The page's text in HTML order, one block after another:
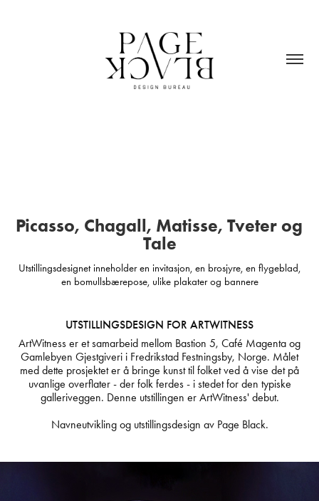
Picasso, Chagall, Matisse, Tveter og
Tale
Utstillingsdesignet inneholder en invitasjon, en brosjyre, en flygeblad,
en bomullsbærepose, ulike plakater og bannere
UTSTILLINGSDESIGN FOR ARTWITNESS
ArtWitness er et samarbeid mellom Bastion 5, Café Magenta og
Gamlebyen Gjestgiveri i Fredrikstad Festningsby, Norge. Målet
med dette prosjektet er å bringe kunst til folket ved å vise det på
uvanlige overflater - der folk ferdes - i stedet for den typiske
galleriveggen. Denne utstillingen er ArtWitness' debut.
Navneutvikling og utstillingsdesign av Page Black.